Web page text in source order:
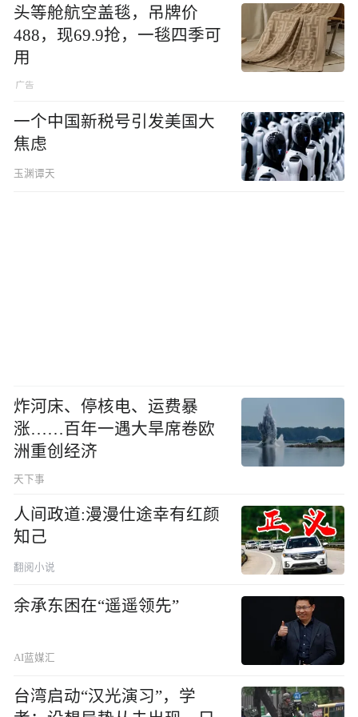
头等舱航空盖毯，吊牌价
488，现69.9抢，一毯四季可
用
一个中国新税号引发美国大
焦虑
玉渊谭天
炸河床、停核电、运费暴
涨……百年一遇大旱席卷欧
洲重创经济
天下事
人间政道:漫漫仕途幸有红颜
知己
翻阅小说
余承东困在“遥遥领先”
AI蓝媒汇
台湾启动“汉光演习”，学